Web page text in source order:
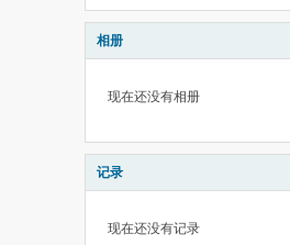
相册
现在还没有相册
记录
现在还没有记录